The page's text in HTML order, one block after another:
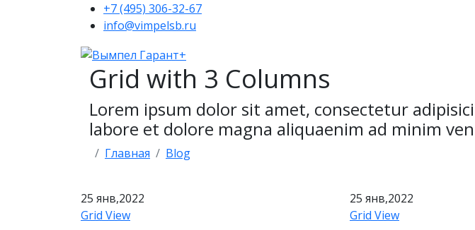
+7 (495) 306-32-67
info@vimpelsb.ru
Grid with 3 Columns
Lorem ipsum dolor sit amet, consectetur
labore et dolore magna aliquaenim ad minim
Главная Blog
25 янв,2022
Grid View
25 янв,2022
Grid View